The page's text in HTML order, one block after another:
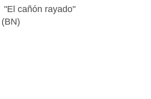
"El cañón rayado"
(BN)